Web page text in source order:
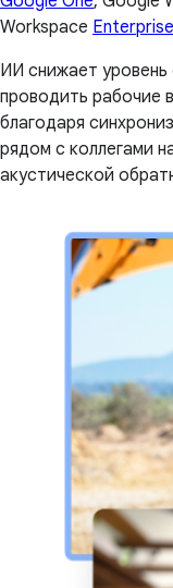
Workspace Enterprise
ИИ снижает
проводить рабочие
благодаря
рядом с коллегами
акустической